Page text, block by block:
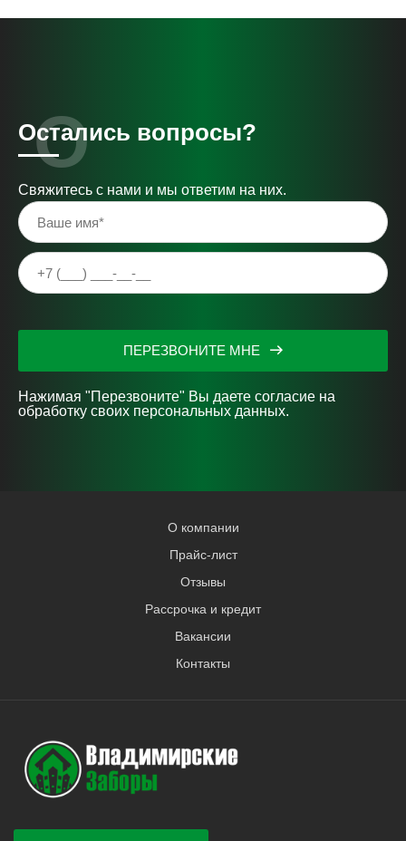
Остались вопросы?
Свяжитесь с нами и мы ответим на них.
ПЕРЕЗВОНИТЕ МНЕ
Нажимая "Перезвоните" Вы даете согласие на
обработку своих персональных данных.
О компании
Прайс-лист
Отзывы
Рассрочка и кредит
Вакансии
Контакты